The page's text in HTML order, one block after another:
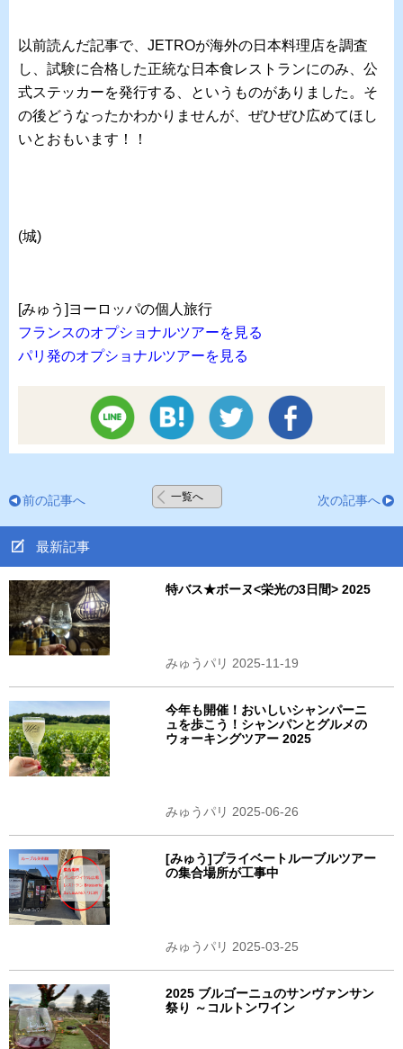
以前読んだ記事で、JETROが海外の日本料理店を調査
し、試験に合格した正統な日本食レストランにのみ、公
式ステッカーを発行する、というものがありました。そ
の後どうなったかわかりませんが、ぜひぜひ広めてほし
いとおもいます！！
(城)
[みゅう]ヨーロッパの個人旅行
フランスのオプショナルツアーを見る
パリ発のオプショナルツアーを見る
前の記事へ 一覧へ 次の記事へ
最新記事
特バス★ボーヌ<栄光の3日間> 2025
みゅうパリ 2025-11-19
今年も開催！おいしいシャンパーニ
ュを歩こう！シャンパンとグルメの
ウォーキングツアー 2025
みゅうパリ 2025-06-26
[みゅう]プライベートルーブルツアー
の集合場所が工事中
みゅうパリ 2025-03-25
2025 ブルゴーニュのサンヴァンサン
祭り ～コルトンワイン